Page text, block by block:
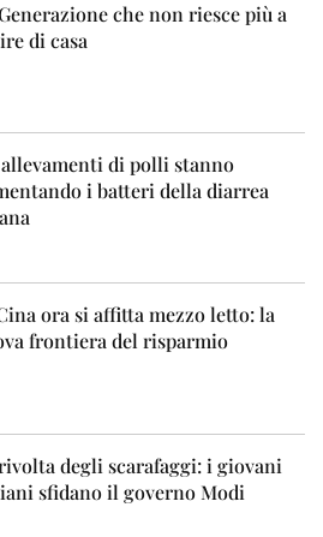
che non riesce più a
di casa
di polli stanno
i batteri della diarrea
ora si affitta mezzo letto: la
frontiera del risparmio
degli scarafaggi: i giovani
sfidano il governo Modi